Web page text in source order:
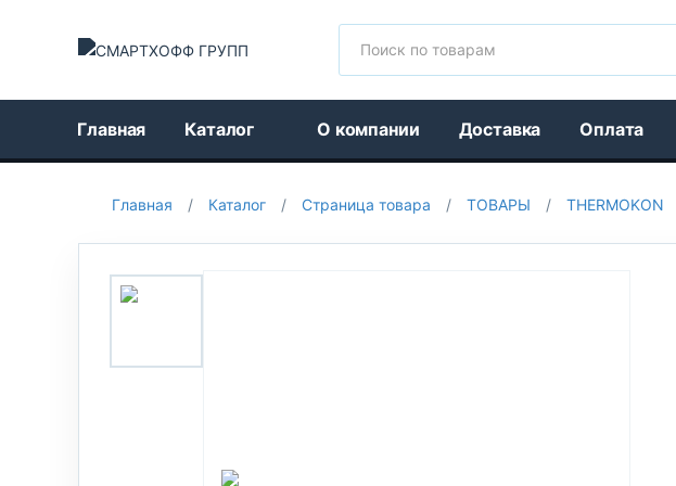
Главная Каталог О компании Доставка Оплата
Главная / Каталог / Страница товара / ТОВАРЫ / THERMOKON